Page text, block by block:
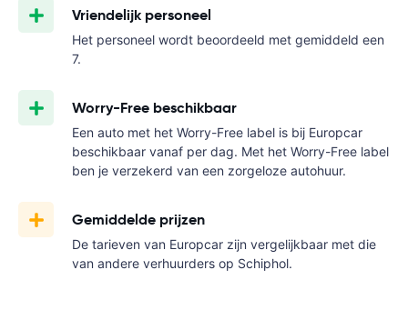
Vriendelijk personeel
Het personeel wordt beoordeeld met gemiddeld een
7.
Worry-Free beschikbaar
Een auto met het Worry-Free label is bij Europcar
beschikbaar vanaf per dag. Met het Worry-Free label
ben je verzekerd van een zorgeloze autohuur.
Gemiddelde prijzen
De tarieven van Europcar zijn vergelijkbaar met die
van andere verhuurders op Schiphol.